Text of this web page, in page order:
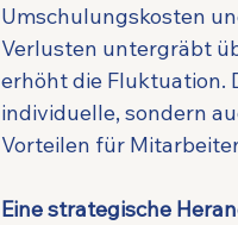
Umschulungskosten
Verlusten untergräbt
erhöht die Fluktuation.
individuelle, sondern
Vorteilen für
Eine strategische